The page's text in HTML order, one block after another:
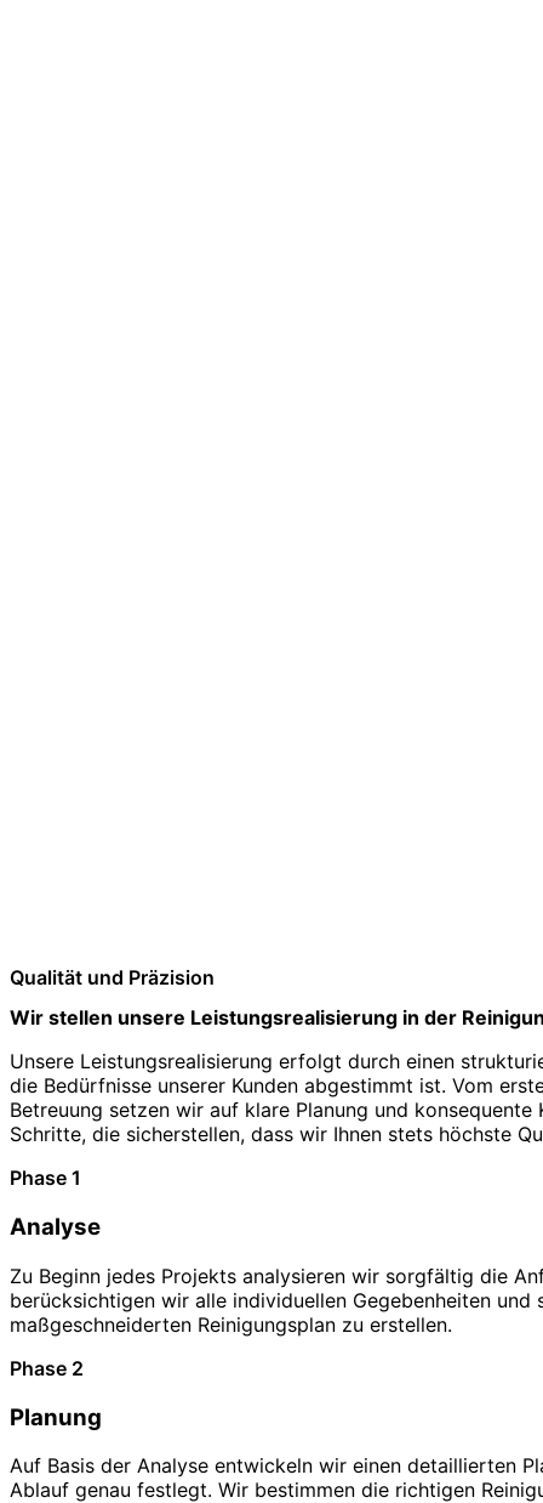
Qualität und Präzision
Wir stellen unsere Leistungsrealisierung in der
Unsere Leistungsrealisierung erfolgt durch einen
die Bedürfnisse unserer Kunden abgestimmt ist. Vom
Betreuung setzen wir auf klare Planung und
Schritte, die sicherstellen, dass wir Ihnen stets höchste
Phase 1
Analyse
Zu Beginn jedes Projekts analysieren wir sorgfältig die
berücksichtigen wir alle individuellen Gegebenheiten und
maßgeschneiderten Reinigungsplan zu erstellen.
Phase 2
Planung
Auf Basis der Analyse entwickeln wir einen detaillierten
Ablauf genau festlegt. Wir bestimmen die richtigen